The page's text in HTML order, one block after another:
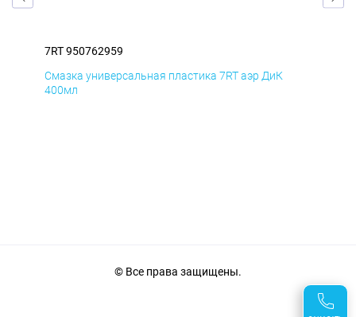
7RT 950762959
Смазка универсальная пластика 7RT аэр ДиК
400мл
© Все права защищены.